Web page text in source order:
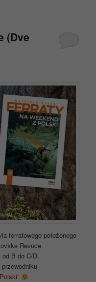
(Dve
ferratowego położonego
Revuce.
od B do C/D.
”